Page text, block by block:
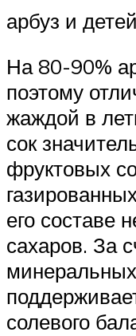
арбуз и детей
На 80-90%
поэтому
жаждой в
сок
фруктовых
его составе
сахаров. За
солевого